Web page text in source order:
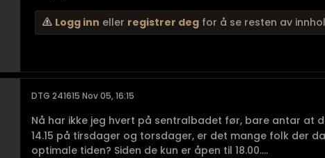
Logg inn eller registrer deg for å se resten av
DTG 241615 Nov 05, 16:15
Nå har ikke jeg hvert på sentralbadet før, bare antar at
14.15 på tirsdager og torsdager, er det mange folk der
optimale tiden? Siden de kun er åpen til 18.00....